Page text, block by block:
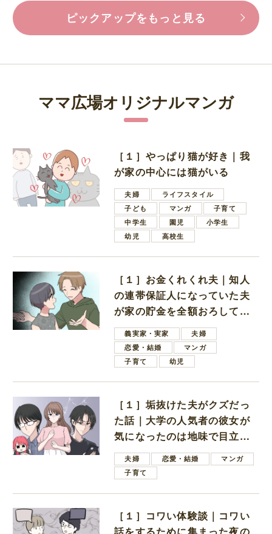
ピックアップをもっと見る
ママ広場オリジナルマンガ
［１］やっぱり猫が好き｜我
が家の中心には猫がいる
夫婦
ライフスタイル
子ども
マンガ
子育て
中学生
園児
小学生
幼児
高校生
［１］お金くれくれ夫｜知人
の連帯保証人になっていた夫
が家の貯金を全額おろしてほ
しいと言ってきた
義実家・実家
夫婦
恋愛・結婚
マンガ
子育て
幼児
［１］垢抜けた夫がクズだっ
た話｜大学の人気者の彼女が
気になったのは地味で目立た
ない男子学生
夫婦 恋愛・結婚
マンガ
子育て
［１］コワい体験談｜コワい